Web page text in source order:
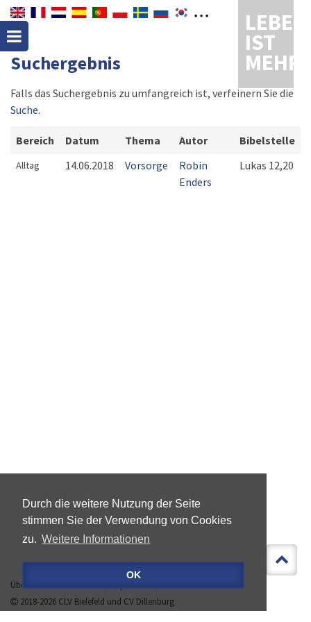
Durch die weitere Nutzung der Seite
stimmen Sie der Verwendung von Cookies
zu. Weitere Informationen
OK
LEBEN
IST
MEHR
Suchergebnis
Falls das Suchergebnis zu umfangreich ist, verfeinern Sie die
Suche.
Bereich Datum Thema Autor Bibelstelle
Alltag 14.06.2018 Vorsorge
Robin
Enders
Lukas 12,20
Über »LEBEN IST MEHR«
2018-2026 CLV Bielefeld und CV Dillenburg